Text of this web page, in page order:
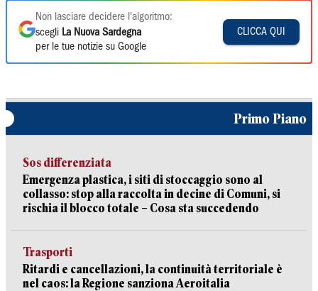
Non lasciare decidere l'algoritmo:
scegli La Nuova Sardegna
per le tue notizie su Google
CLICCA QUI
Primo Piano
Sos differenziata
Emergenza plastica, i siti di stoccaggio sono al
collasso: stop alla raccolta in decine di Comuni, si
rischia il blocco totale – Cosa sta succedendo
Trasporti
Ritardi e cancellazioni, la continuità territoriale è
nel caos: la Regione sanziona Aeroitalia